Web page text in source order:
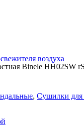
воздуха
Binele HH02SW
, Сушилки для